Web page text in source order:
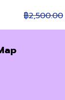
฿2,500.00